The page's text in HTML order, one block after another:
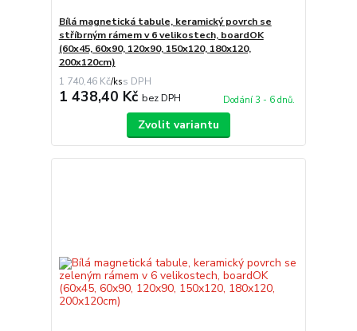
Bílá magnetická tabule, keramický povrch se
stříbrným rámem v 6 velikostech, boardOK
(60x45, 60x90, 120x90, 150x120, 180x120,
200x120cm)
1 740,46 Kč/ks
1 438,40 Kč bez DPH Dodání 3 - 6 dnů.
Zvolit variantu